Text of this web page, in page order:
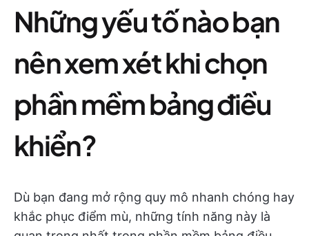
Những yếu tố nào bạn
nên xem xét khi chọn
phần mềm bảng điều
khiển?
Dù bạn đang mở rộng quy mô nhanh chóng hay
khắc phục điểm mù, những tính năng này là